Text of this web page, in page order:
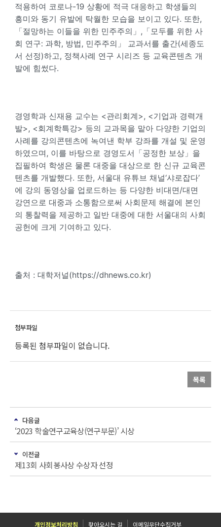
적용하여 코로나-19 상황에 적극 대응하고 학생들의
흥미와 동기 유발에 탁월한 모습을 보이고 있다. 또한,
「절망하는 이들을 위한 민주주의」,「모두를 위한 사
회 연구: 과학, 방법, 민주주의」 교과서를 출간(세종도
서 선정)하고, 정책사례 연구 시리즈 등 교육콘텐츠 개
발에 힘썼다.
경영학과 신재용 교수는 <관리회계>, <기업과 경력개
발>, <회계학특강> 등의 교과목을 맡아 다양한 기업의
사례를 강의콘텐츠에 녹여낸 학부 강좌를 개설 및 운영
하였으며, 이를 바탕으로 경영도서「공정한 보상」을
집필하여 학생은 물론 대중을 대상으로 한 신규 교육콘
텐츠를 개발했다. 또한, 서울대 유튜브 채널‘샤로잡다’
에 강의 동영상을 업로드하는 등 다양한 비대면/대면
강연으로 대중과 소통함으로써 사회문제 해결에 본인
의 통찰력을 제공하고 일반 대중에 대한 서울대의 사회
공헌에 크게 기여하고 있다.
출처 : 대학저널(https://dhnews.co.kr)
등록된 첨부파일이 없습니다.
목록
다음글
‘2023 학술연구교육상(연구부문)’ 시상
이전글
제13회 사회봉사상 수상자 선정
개인정보처리방침 찾아오시는 길 이메일무단수집거부